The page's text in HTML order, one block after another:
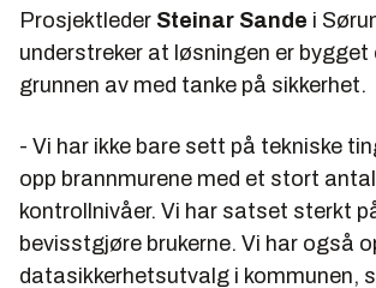
Prosjektleder Steinar Sande i
understreker at løsningen er bygget
grunnen av med tanke på sikkerhet.
- Vi har ikke bare sett på tekniske
opp brannmurene med et stort
kontrollnivåer. Vi har satset sterkt
bevisstgjøre brukerne. Vi har også
datasikkerhetsutvalg i kommunen,